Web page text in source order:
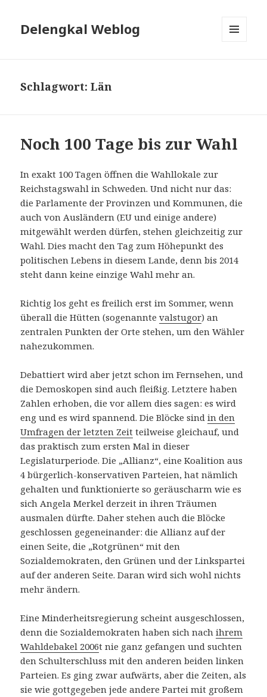
Delengkal Weblog
Schlagwort:Län
Noch 100 Tage bis zur Wahl
In exakt 100 Tagen öffnen die Wahllokale zur
Reichstagswahl in Schweden. Und nicht nur das:
die Parlamente der Provinzen und Kommunen, die
auch von Ausländern (EU und einige andere)
mitgewählt werden dürfen, stehen gleichzeitig zur
Wahl. Dies macht den Tag zum Höhepunkt des
politischen Lebens in diesem Lande, denn bis 2014
steht dann keine einzige Wahl mehr an.
Richtig los geht es freilich erst im Sommer, wenn
überall die Hütten (sogenanntevalstugor) an
zentralen Punkten der Orte stehen, um den Wähler
nahezukommen.
Debattiert wird aber jetzt schon im Fernsehen, und
die Demoskopen sind auch fleißig. Letztere haben
Zahlen erhoben, die vor allem dies sagen: es wird
eng und es wird spannend. Die Blöcke sindin den
Umfragen der letzten Zeit teilweise gleichauf, und
das praktisch zum ersten Mal in dieser
Legislaturperiode. Die „Allianz“, eine Koalition aus
4 bürgerlich-konservativen Parteien, hat nämlich
gehalten und funktionierte so geräuscharm wie es
sich Angela Merkel derzeit in ihren Träumen
ausmalen dürfte. Daher stehen auch die Blöcke
geschlossen gegeneinander: die Allianz auf der
einen Seite, die „Rotgrünen“ mit den
Sozialdemokraten, den Grünen und der Linkspartei
auf der anderen Seite. Daran wird sich wohl nichts
mehr ändern.
Eine Minderheitsregierung scheint ausgeschlossen,
denn die Sozialdemokraten haben sich nachihrem
Wahldebakel 2006t nie ganz gefangen und suchten
den Schulterschluss mit den anderen beiden linken
Parteien. Es ging zwar aufwärts, aber die Zeiten, als
sie wie gottgegeben jede andere Partei mit großem